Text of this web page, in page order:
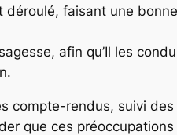
déroulé, faisant une
afin qu’Il les
compte-rendus, suivi
que ces